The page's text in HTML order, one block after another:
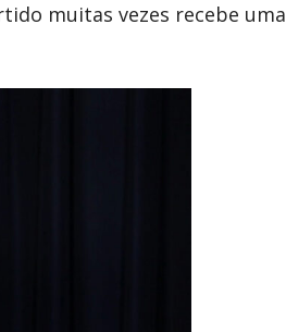
muitas vezes recebe uma